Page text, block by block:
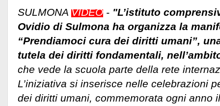
SULMONA VIDEO - "L’istituto
Ovidio di Sulmona ha organizza la
“Prendiamoci cura dei diritti umani”,
tutela dei diritti fondamentali,
che vede la scuola parte della rete
L’iniziativa si inserisce nelle celebrazioni
dei diritti umani, commemorata ogni anno